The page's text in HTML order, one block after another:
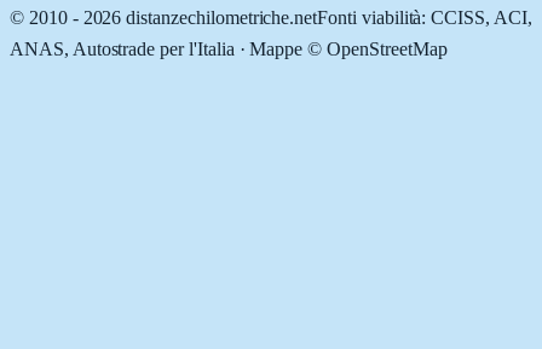
© 2010 - 2026 distanzechilometriche.netFonti viabilità: CCISS, ACI,
ANAS, Autostrade per l'Italia · Mappe © OpenStreetMap